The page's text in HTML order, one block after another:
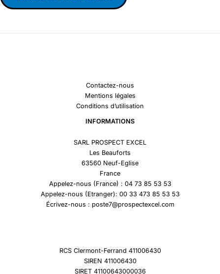
Contactez-nous
Mentions légales
Conditions d’utilisation
INFORMATIONS
SARL PROSPECT EXCEL
Les Beauforts
63560 Neuf-Eglise
France
Appelez-nous (France) : 04 73 85 53 53
Appelez-nous (Etranger): 00 33 473 85 53 53
Écrivez-nous : poste7@prospectexcel.com
RCS Clermont-Ferrand 411006430
SIREN 411006430
SIRET 41100643000036